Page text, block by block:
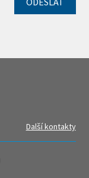
Další kontakty